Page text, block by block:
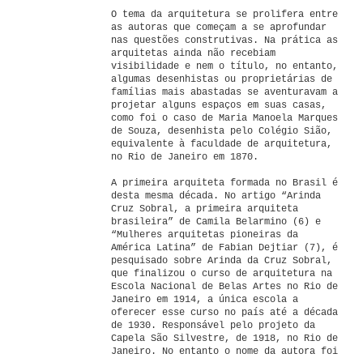
O tema da arquitetura se prolifera entre
as autoras que começam a se aprofundar
nas questões construtivas. Na prática as
arquitetas ainda não recebiam
visibilidade e nem o título, no entanto,
algumas desenhistas ou proprietárias de
famílias mais abastadas se aventuravam a
projetar alguns espaços em suas casas,
como foi o caso de Maria Manoela Marques
de Souza, desenhista pelo Colégio Sião,
equivalente à faculdade de arquitetura,
no Rio de Janeiro em 1870.
A primeira arquiteta formada no Brasil é
desta mesma década. No artigo “Arinda
Cruz Sobral, a primeira arquiteta
brasileira” de Camila Belarmino (6) e
“Mulheres arquitetas pioneiras da
América Latina” de Fabian Dejtiar (7), é
pesquisado sobre Arinda da Cruz Sobral,
que finalizou o curso de arquitetura na
Escola Nacional de Belas Artes no Rio de
Janeiro em 1914, a única escola a
oferecer esse curso no país até a década
de 1930. Responsável pelo projeto da
Capela São Silvestre, de 1918, no Rio de
Janeiro. No entanto o nome da autora foi